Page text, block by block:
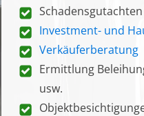
Schadensgutachten
Investment- und
Verkäuferberatung
Ermittlung
usw.